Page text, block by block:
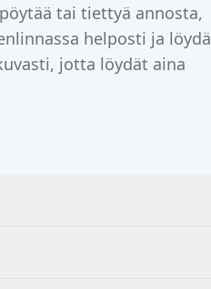
tai tiettyä annosta,
helposti ja löydä
jotta löydät aina